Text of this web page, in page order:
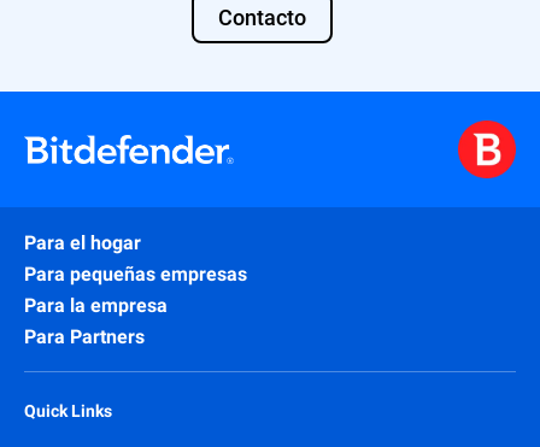
Contacto
Para el hogar
Para pequeñas empresas
Para la empresa
Para Partners
Quick Links